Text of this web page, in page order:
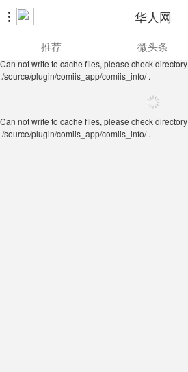
 华人网
./source/plugin/comiis_app/comiis_info/ .
推荐 微头条
Can not write to cache files, please check directory
./source/plugin/comiis_app/comiis_info/ .
Can not write to cache files, please check directory
./source/plugin/comiis_app/comiis_info/ .